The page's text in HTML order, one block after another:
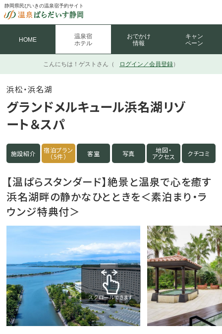
静岡県民びいきの温泉宿予約サイト
HOME
温泉宿
ホテル
おでかけ
情報
キャン
ペーン
こんにちは！ ゲストさん（ ログイン／会員登録）
浜松・浜名湖
グランドメルキュール浜名湖リゾ
ート＆スパ
施設紹介 宿泊プラン
（5件） 客室 写真 地図・
アクセス クチコミ
【温ぱらスタンダード】絶景と温泉で心を癒す
浜名湖畔の静かなひとときを＜素泊まり・ラ
ウンジ特典付＞
スクロールできます